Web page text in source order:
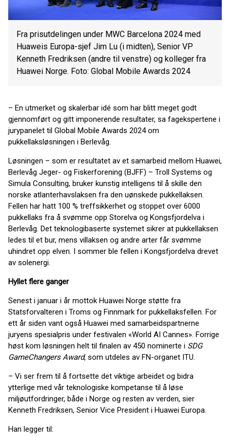
Fra prisutdelingen under MWC Barcelona 2024 med
Huaweis Europa-sjef Jim Lu (i midten), Senior VP
Kenneth Fredriksen (andre til venstre) og kolleger fra
Huawei Norge. Foto: Global Mobile Awards 2024
– En utmerket og skalerbar idé som har blitt meget godt
gjennomført og gitt imponerende resultater, sa fagekspertene i
jurypanelet til Global Mobile Awards 2024 om
pukkellaksløsningen i Berlevåg.
Løsningen – som er resultatet av et samarbeid mellom Huawei,
Berlevåg Jeger- og Fiskerforening (BJFF) – Troll Systems og
Simula Consulting, bruker kunstig intelligens til å skille den
norske atlanterhavslaksen fra den uønskede pukkellaksen.
Fellen har hatt 100 % treffsikkerhet og stoppet over 6000
pukkellaks fra å svømme opp Storelva og Kongsfjordelva i
Berlevåg. Det teknologibaserte systemet sikrer at pukkellaksen
ledes til et bur, mens villaksen og andre arter får svømme
uhindret opp elven. I sommer ble fellen i Kongsfjordelva drevet
av solenergi.
Hyllet flere ganger
Senest i januar i år mottok Huawei Norge støtte fra
Statsforvalteren i Troms og Finnmark for pukkellaksfellen. For
ett år siden vant også Huawei med samarbeidspartnerne
juryens spesialpris under festivalen «World AI Cannes». Forrige
høst kom løsningen helt til finalen av 450 nominerte i SDG
GameChangers Award, som utdeles av FN-organet ITU.
– Vi ser frem til å fortsette det viktige arbeidet og bidra
ytterlige med vår teknologiske kompetanse til å løse
miljøutfordringer, både i Norge og resten av verden, sier
Kenneth Fredriksen, Senior Vice President i Huawei Europa.
Han legger til: